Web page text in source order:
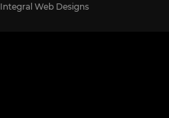
Integral Web Designs